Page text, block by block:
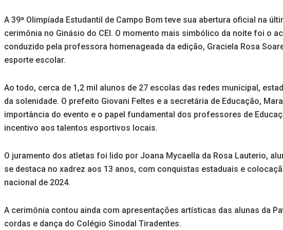
A 39ª Olimpíada Estudantil de Campo Bom teve sua abertura oficial na
cerimônia no Ginásio do CEI. O momento mais simbólico da noite foi o
conduzido pela professora homenageada da edição, Graciela Rosa
esporte escolar.
Ao todo, cerca de 1,2 mil alunos de 27 escolas das redes municipal,
da solenidade. O prefeito Giovani Feltes e a secretária de Educação,
importância do evento e o papel fundamental dos professores de
incentivo aos talentos esportivos locais.
O juramento dos atletas foi lido por Joana Mycaella da Rosa Lauterio,
se destaca no xadrez aos 13 anos, com conquistas estaduais e
nacional de 2024.
A cerimônia contou ainda com apresentações artísticas das alunas da
cordas e dança do Colégio Sinodal Tiradentes.